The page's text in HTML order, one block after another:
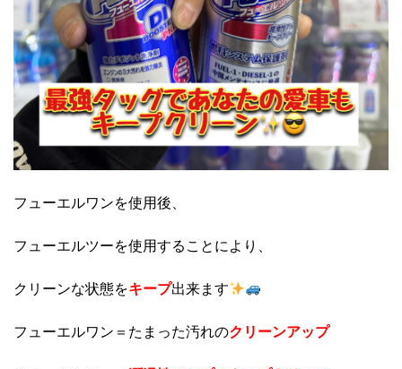
フューエルワンを使用後、
フューエルツーを使用することにより、
クリーンな状態をキープ出来ます
フューエルワン＝たまった汚れのクリーンアップ